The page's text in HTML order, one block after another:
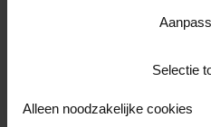
Selectie
Alleen noodzakelijke cookies